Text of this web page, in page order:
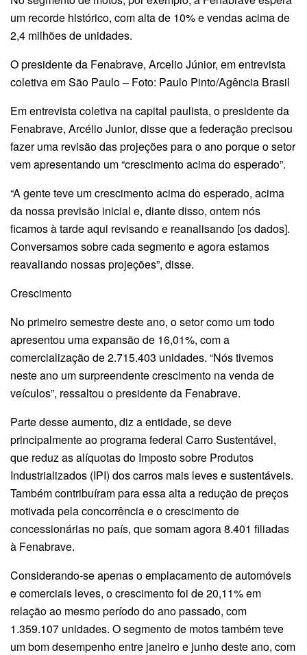
um recorde histórico, com alta de 10% e vendas acima de
2,4 milhões de unidades.
O presidente da Fenabrave, Arcelio Júnior, em entrevista
coletiva em São Paulo – Foto: Paulo Pinto/Agência Brasil
Em entrevista coletiva na capital paulista, o presidente da
Fenabrave, Arcélio Junior, disse que a federação precisou
fazer uma revisão das projeções para o ano porque o setor
vem apresentando um “crescimento acima do esperado”.
“A gente teve um crescimento acima do esperado, acima
da nossa previsão inicial e, diante disso, ontem nós
ficamos à tarde aqui revisando e reanalisando [os dados].
Conversamos sobre cada segmento e agora estamos
reavaliando nossas projeções”, disse.
Crescimento
No primeiro semestre deste ano, o setor como um todo
apresentou uma expansão de 16,01%, com a
comercialização de 2.715.403 unidades. “Nós tivemos
neste ano um surpreendente crescimento na venda de
veículos”, ressaltou o presidente da Fenabrave.
Parte desse aumento, diz a entidade, se deve
principalmente ao programa federal Carro Sustentável,
que reduz as alíquotas do Imposto sobre Produtos
Industrializados (IPI) dos carros mais leves e sustentáveis.
Também contribuíram para essa alta a redução de preços
motivada pela concorrência e o crescimento de
concessionárias no país, que somam agora 8.401 filiadas
à Fenabrave.
Considerando-se apenas o emplacamento de automóveis
e comerciais leves, o crescimento foi de 20,11% em
relação ao mesmo período do ano passado, com
1.359.107 unidades. O segmento de motos também teve
um bom desempenho entre janeiro e junho deste ano, com